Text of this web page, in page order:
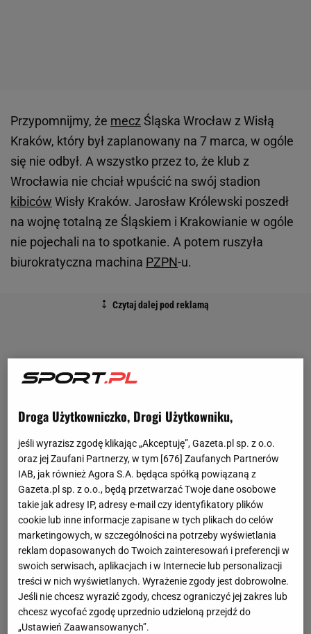
Przypomnijmy, że meczŚląska Wrocław z Wisłą
Kraków, który był zaplanowany na 7 marca, w ogóle
się nie odbył. A wszystko przez to, że klub z
Wrocławia nie chciał wpuścić na swój stadion
kibiców Wisły Kraków. Jarosław Królewski poszedł
na wojnę totalną ze Śląskiem i Krakowianie w ogóle
nie pojechali na to spotkanie. A potem ruszyła
biurokratyczna machina PZPN-u.
Droga Użytkowniczko, Drogi Użytkowniku,
jeśli wyrazisz zgodę klikając „Akceptuję”, Gazeta.pl sp. z o.o.
oraz jej Zaufani Partnerzy, w tym [676] Zaufanych Partnerów
IAB, jak również Agora S.A. będąca spółką powiązaną z
Gazeta.pl sp. z o.o., będą przetwarzać Twoje dane osobowe
takie jak adresy IP, adresy e-mail czy identyfikatory plików
cookie lub inne informacje zapisane w tych plikach do celów
marketingowych, w szczególności na potrzeby wyświetlania
reklam dopasowanych do Twoich zainteresowań i preferencji w
swoich serwisach, aplikacjach i w Internecie lub personalizacji
treści w nich wyświetlanych. Wyrażenie zgody jest dobrowolne.
Jeśli nie chcesz wyrazić zgody, chcesz ograniczyć jej zakres lub
chcesz wycofać zgodę uprzednio udzieloną przejdź do
„Ustawień Zaawansowanych”.